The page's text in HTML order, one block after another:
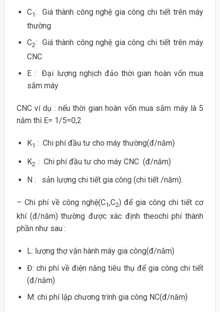
C1: Giá thành công nghệ gia công chi tiết trên máy
thường
C2: Giá thành công nghệ gia công chi tiết trên máy
CNC
E : Đại lượng nghịch đảo thời gian hoàn vốn mua
sắm máy
CNC ví dụ : nếu thời gian hoàn vốn mua sắm máy là 5
năm thì E= 1/5=0,2
K1 : Chi phí đầu tư cho máy thường(đ/năm)
K2 : Chi phí đầu tư cho máy CNC (đ/năm)
N : sản lượng chi tiết gia công (chi tiết /năm).
– Chi phí về công nghệ(C1,C2) để gia công chi tiết cơ
khí (đ/năm) thường được xác định theochi phí thành
phần như sau :
L: lượng thợ vận hành máy gia công(đ/năm)
Đ: chi phí về điện năng tiêu thụ để gia công chi tiết
(đ/năm)
M: chi phí lập chương trình gia công NC(đ/năm)